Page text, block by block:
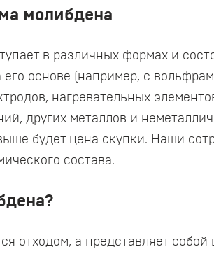
молибдена
в различных формах и
его основе (например, с
нагревательных
других металлов и
будет цена скупки. Наши
состава.
отходом, а представляет